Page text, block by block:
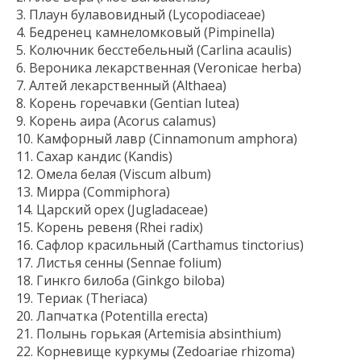
Плаун булавовидный (Lycopodiaceae)
Бедренец камнеломковый (Pimpinella)
Колючник бесстебельный (Carlina acaulis)
Вероника лекарственная (Veronicae herba)
Алтей лекарственный (Althaea)
Корень горечавки (Gentian lutea)
Корень аира (Acorus calamus)
Камфорный лавр (Cinnamonum amphora)
Сахар кандис (Kandis)
Омела белая (Viscum album)
Мирра (Commiphora)
Царский орех (Jugladaceae)
Корень ревеня (Rhei radix)
Сафлор красильный (Carthamus tinctorius)
Листья сенны (Sennae folium)
Гинкго билоба (Ginkgo biloba)
Териак (Theriaca)
Лапчатка (Potentilla erecta)
Полынь горькая (Artemisia absinthium)
Корневище куркумы (Zedoariae rhizoma)